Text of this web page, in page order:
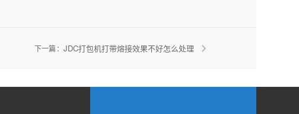
下一篇 ： JDC打包机打带熔接效果不好怎么处理